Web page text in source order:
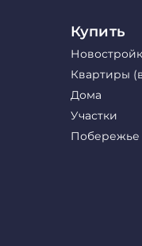
Купить
Квартиры
Дома
Участки
Побережье